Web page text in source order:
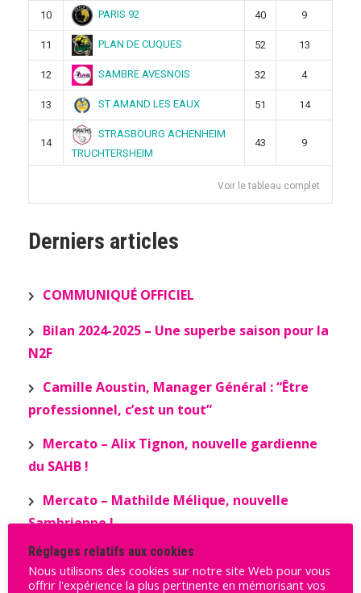
10 PARIS 92 40 9
11 PLAN DE CUQUES 52 13
12 SAMBRE AVESNOIS 32 4
13 ST AMAND LES EAUX 51 14
14
STRASBOURG ACHENHEIM
TRUCHTERSHEIM
43 9
Voir le tableau complet
Derniers articles
COMMUNIQUÉ OFFICIEL
Bilan 2024-2025 – Une superbe saison pour la
N2F
Camille Aoustin, Manager Général : “Être
professionnel, c’est un tout”
Mercato – Alix Tignon, nouvelle gardienne
du SAHB !
Mercato – Mathilde Mélique, nouvelle
Sambrienne !
Archives
Réglages relatifs aux cookies
Nous utilisons des cookies sur notre site Web pour vous
offrir l'expérience la plus pertinente en mémorisant vos